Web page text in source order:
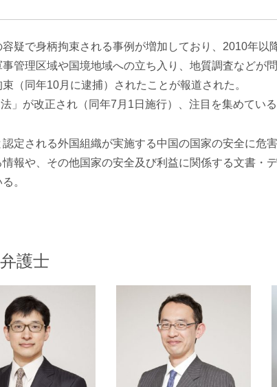
疑で身柄拘束される事例が増加しており、2010年
管理区域や国境地域への立ち入り、地質調査などが
（同年10月に逮捕）されたことが報道された。
」が改正され（同年7月1日施行）、注目を集めている
認定される外国組織が実施する中国の国家の安全に
報や、その他国家の安全及び利益に関係する文書・
。
護士